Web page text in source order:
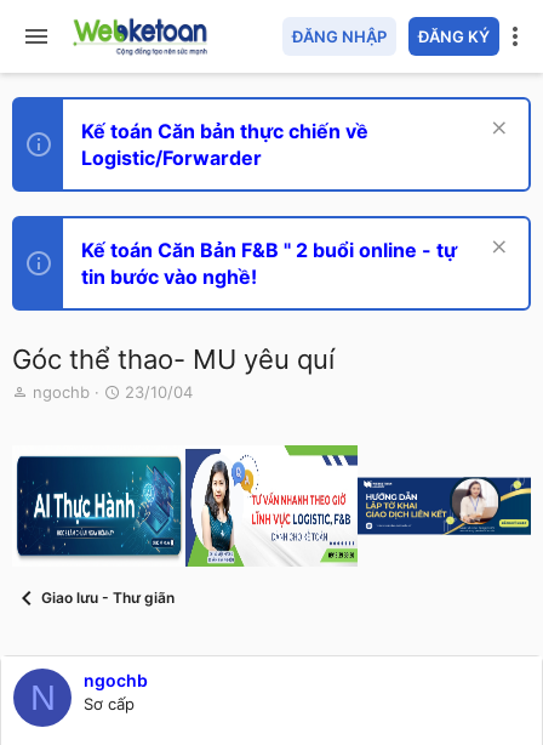
ĐĂNG NHẬP ĐĂNG KÝ
Kế toán Căn bản thực chiến về
Logistic/Forwarder
Kế toán Căn Bản F&B " 2 buổi online - tự
tin bước vào nghề!
Góc thể thao- MU yêu quí
T
e
a
d
s
a
r
ngochb
N
y
g
ử
i
23/10/04
Giao lưu - Thư giãn
N ngochb
Sơ cấp